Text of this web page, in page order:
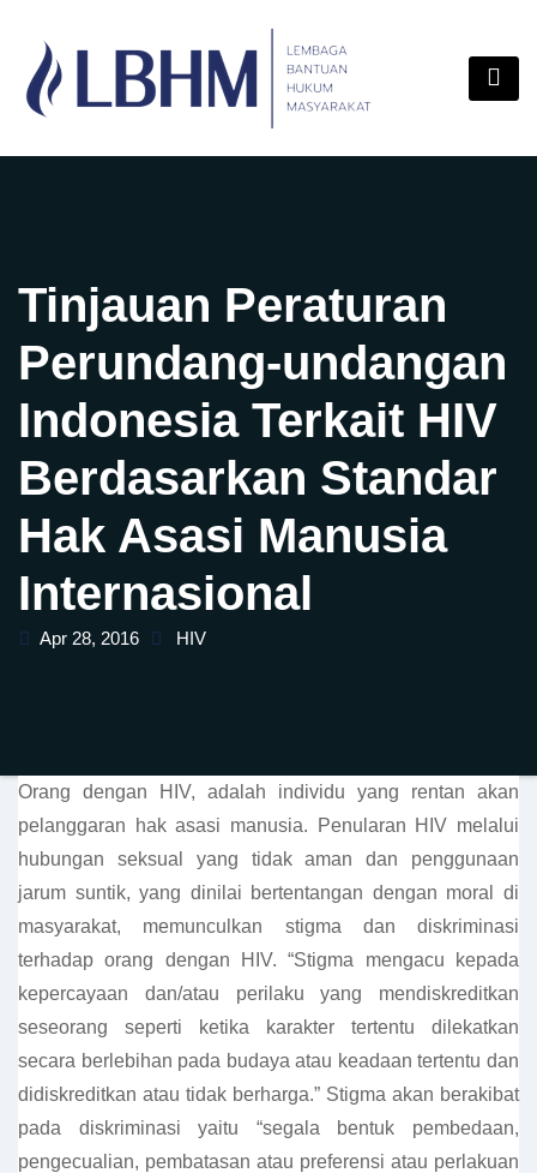
content
Tinjauan Peraturan
Perundang-undangan
Indonesia Terkait HIV
Berdasarkan Standar
Hak Asasi Manusia
Internasional
Apr 28, 2016 HIV
Orang dengan HIV, adalah individu yang rentan akan
pelanggaran hak asasi manusia. Penularan HIV melalui
hubungan seksual yang tidak aman dan penggunaan
jarum suntik, yang dinilai bertentangan dengan moral di
masyarakat, memunculkan stigma dan diskriminasi
terhadap orang dengan HIV. “Stigma mengacu kepada
kepercayaan dan/atau perilaku yang mendiskreditkan
seseorang seperti ketika karakter tertentu dilekatkan
secara berlebihan pada budaya atau keadaan tertentu dan
didiskreditkan atau tidak berharga.” Stigma akan berakibat
pada diskriminasi yaitu “segala bentuk pembedaan,
pengecualian, pembatasan atau preferensi atau perlakuan